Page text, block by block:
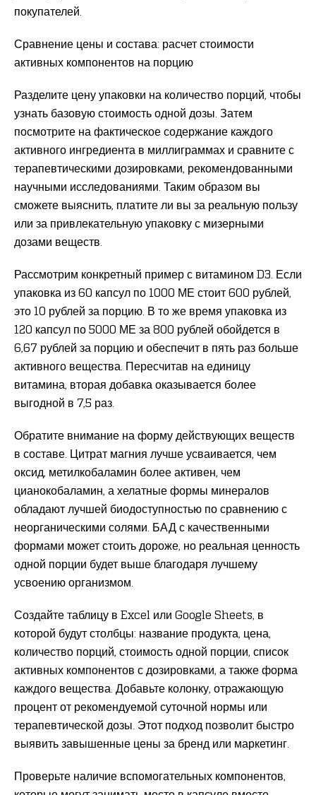
покупателей.
Сравнение цены и состава: расчет стоимости
активных компонентов на порцию
Разделите цену упаковки на количество порций, чтобы
узнать базовую стоимость одной дозы. Затем
посмотрите на фактическое содержание каждого
активного ингредиента в миллиграммах и сравните с
терапевтическими дозировками, рекомендованными
научными исследованиями. Таким образом вы
сможете выяснить, платите ли вы за реальную пользу
или за привлекательную упаковку с мизерными
дозами веществ.
Рассмотрим конкретный пример с витамином D3. Если
упаковка из 60 капсул по 1000 МЕ стоит 600 рублей,
это 10 рублей за порцию. В то же время упаковка из
120 капсул по 5000 МЕ за 800 рублей обойдется в
6,67 рублей за порцию и обеспечит в пять раз больше
активного вещества. Пересчитав на единицу
витамина, вторая добавка оказывается более
выгодной в 7,5 раз.
Обратите внимание на форму действующих веществ
в составе. Цитрат магния лучше усваивается, чем
оксид, метилкобаламин более активен, чем
цианокобаламин, а хелатные формы минералов
обладают лучшей биодоступностью по сравнению с
неорганическими солями. БАД с качественными
формами может стоить дороже, но реальная ценность
одной порции будет выше благодаря лучшему
усвоению организмом.
Создайте таблицу в Excel или Google Sheets, в
которой будут столбцы: название продукта, цена,
количество порций, стоимость одной порции, список
активных компонентов с дозировками, а также форма
каждого вещества. Добавьте колонку, отражающую
процент от рекомендуемой суточной нормы или
терапевтической дозы. Этот подход позволит быстро
выявить завышенные цены за бренд или маркетинг.
Проверьте наличие вспомогательных компонентов,